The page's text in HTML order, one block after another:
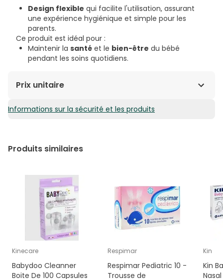
Design flexible qui facilite l'utilisation, assurant
une expérience hygiénique et simple pour les
parents.
Ce produit est idéal pour :
Maintenir la santé et le bien-être du bébé
pendant les soins quotidiens.
Prix unitaire
0,87€ / Unités
Informations sur la sécurité et les produits
Produits similaires
Kinecare
Babydoo Cleanner
Boite De 100 Capsules
Respimar
Respimar Pediatric 10 -
Trousse de
Kin
Kin